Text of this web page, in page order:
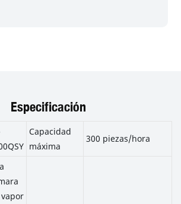
Especificación
Capacidad
máxima
300 piezas/hora